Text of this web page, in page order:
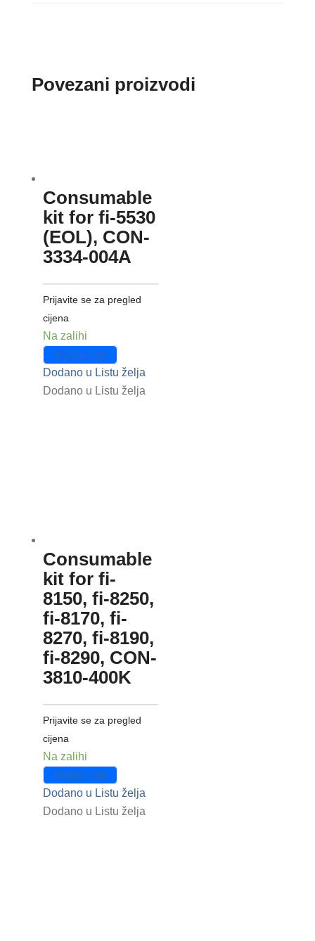
Povezani proizvodi
Consumable
kit for fi-5530
(EOL), CON-
3334-004A
Prijavite se za pregled
cijena
Na zalihi
Pročitaj više
Dodano u Listu želja
Dodano u Listu želja
Consumable
kit for fi-
8150, fi-8250,
fi-8170, fi-
8270, fi-8190,
fi-8290, CON-
3810-400K
Prijavite se za pregled
cijena
Na zalihi
Pročitaj više
Dodano u Listu želja
Dodano u Listu želja